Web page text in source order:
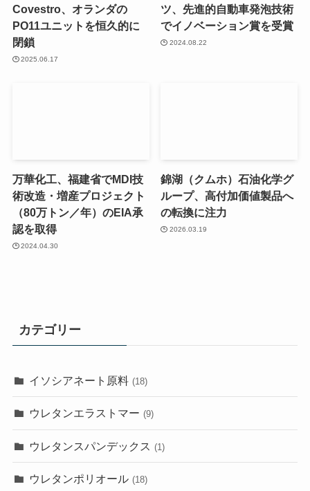
Covestro、オランダの
PO11ユニットを恒久的に
閉鎖
2025.06.17
ツ、先進的自動車発泡技術
でイノベーション賞を受賞
2024.08.22
万華化工、福建省でMDI技
術改造・増産プロジェクト
（80万トン／年）のEIA承
認を取得
2024.04.30
錦湖（クムホ）石油化学グ
ループ、高付加価値製品へ
の転換に注力
2026.03.19
カテゴリー
イソシアネート原料 (18)
ウレタンエラストマー (9)
ウレタンスパンデックス (1)
ウレタンポリオール (18)